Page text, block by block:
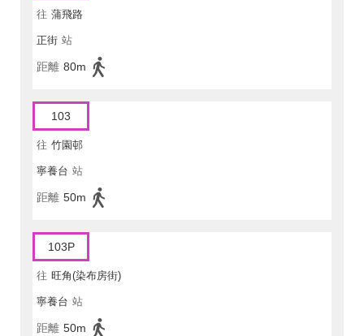
往 蒲飛路
正街 站
距離 80m
103
往 竹園邨
寧養台 站
距離 50m
103P
往 旺角(染布房街)
寧養台 站
距離 50m